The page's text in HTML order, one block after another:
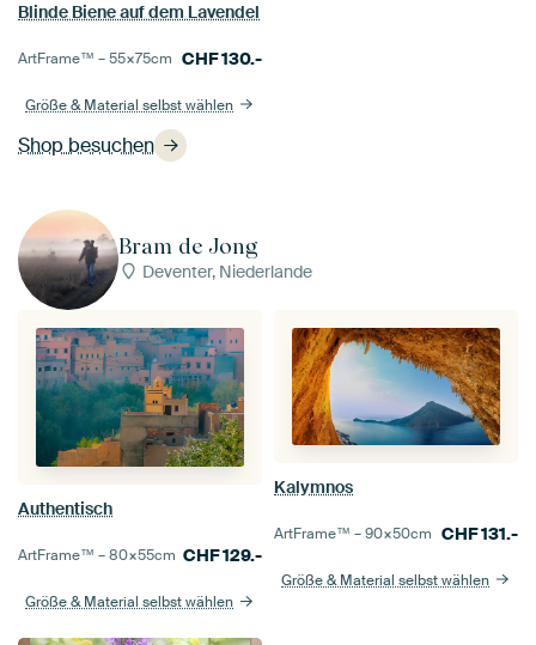
Shop besuchen
Blinde Biene auf dem Lavendel
ArtFrame™ –55×75cm CHF130.-
Größe & Material selbst wählen
Bram de Jong
Deventer, Niederlande
Authentisch
ArtFrame™ –80×55cm CHF129.-
Größe & Material selbst wählen
Kalymnos
ArtFrame™ –90×50cm CHF131.-
Größe & Material selbst wählen